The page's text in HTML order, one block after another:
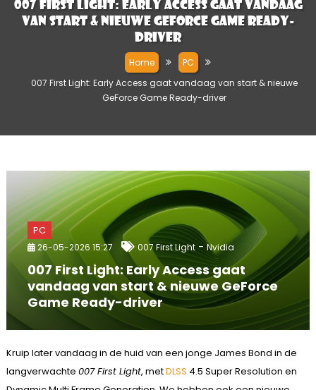
007 First Light: Early Access gaat vandaag
van start & nieuwe GeForce Game Ready-
driver
Home
PC
007 First Light: Early Access gaat vandaag van start & nieuwe
GeForce Game Ready-driver
PC
26-05-2026 15:27 007 First Light-Nvidia
007 First Light: Early Access gaat
vandaag van start & nieuwe GeForce
Game Ready-driver
Kruip later vandaag in de huid van een jonge James Bond in de
langverwachte 007 First Light, metDLSS 4.5 Super Resolution en